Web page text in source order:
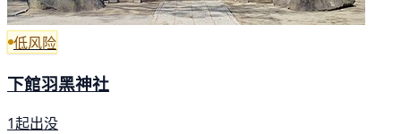
低风险
下館羽黑神社
1起出没